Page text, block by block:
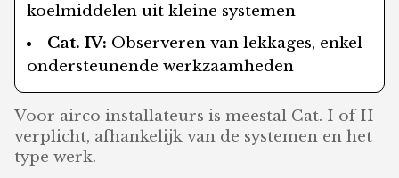
koelmiddelen uit kleine systemen
Cat. IV: Observeren van lekkages, enkel
ondersteunende werkzaamheden
Voor airco installateurs is meestal Cat. I of II
verplicht, afhankelijk van de systemen en het
type werk.